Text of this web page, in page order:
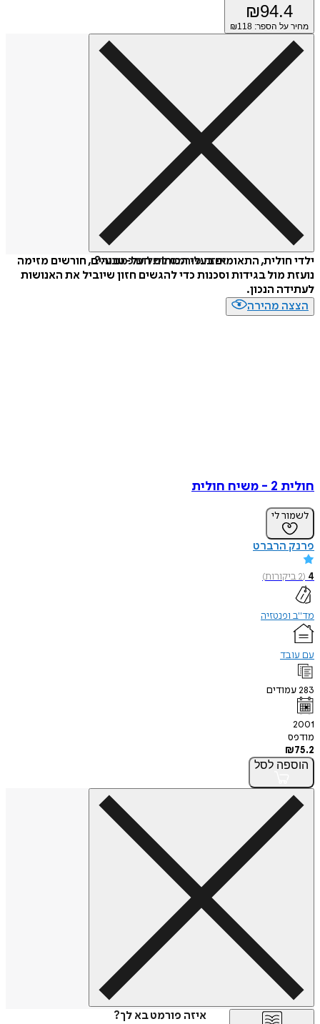
₪94.4
מחיר על הספר: ₪ 118
איזה פורמט לשלוח כמתנה?
ילדי חולית, התאומים בעלי הכוחות העל-טבעיים, חורשים מזימה
נועזת מול בגידות וסכנות כדי להגשים חזון שיוביל את האנושות
לעתידה הנכון.
הצצה מהירה
חולית 2 - משיח חולית
לשמור לי
פרנק הרברט
4
(
2ביקורות)
מד"ב ופנטזיה
עם עובד
283עמודים
2001
מודפס
₪75.2
הוספה לסל
איזה פורמט בא לך?